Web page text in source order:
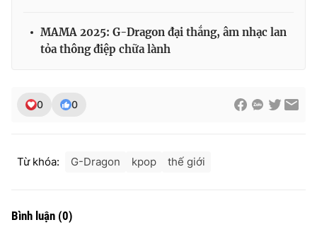
MAMA 2025: G-Dragon đại thắng, âm nhạc lan
tỏa thông điệp chữa lành
0 0
Từ khóa: G-Dragon kpop thế giới
Bình luận (0)